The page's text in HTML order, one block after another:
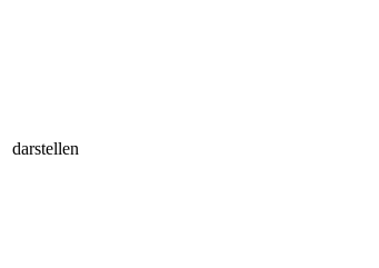
darstellen